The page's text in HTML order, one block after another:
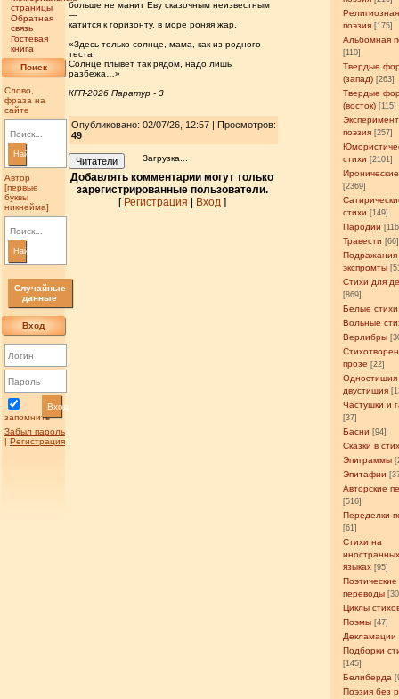
страницы
Обратная
связь
Гостевая
книга
Поиск
Слово,
фраза на
сайте
Найти
Автор
[первые
буквы
никнейма]
Найти
Случайные
данные
Вход
запомнить
Вход
Забыл пароль
| Регистрация
Религиозная
поэзия [175]
Альбомная
[110]
Твердые
(запад) [263]
Твердые
(восток) [115]
поэзия [257]
стихи [2101]
[2369]
стихи [149]
Пародии
Травести [66]
Подражания
экспромты
Стихи для
[869]
Белые стихи
Вольные
Верлибры
прозе [22]
Одностишия
двустишия
Частушки и
[37]
Басни [94]
Сказки в
Эпиграммы
Эпитафии
Авторские
[516]
Переделки
[61]
Стихи на
языках [95]
Поэтические
переводы
Циклы
Поэмы [47]
Декламации
Подборки
[145]
Белиберда
Поэзия без
больше не манит Еву сказочным неизвестным
—
катится к горизонту, в море роняя жар.
«Здесь только солнце, мама, как из родного
теста.
Солнце плывет так рядом, надо лишь
разбежа…»
КГП-2026 Паратур - 3
Опубликовано: 02/07/26, 12:57 | Просмотров:
49
Читатели Загрузка...
Добавлять комментарии могут только
зарегистрированные пользователи.
[ Регистрация Вход]